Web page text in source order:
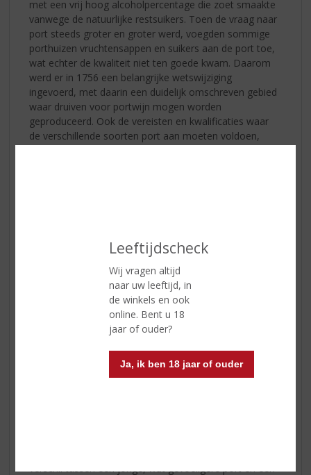
Leeftijdscheck
Wij vragen altijd
naar uw leeftijd, in
de winkels en ook
online. Bent u 18
jaar of ouder?
Ja, ik ben 18 jaar of ouder
met een vrij hoog alcoholpercentage die zoet smaakte
vanwege de natuurlijke restsuikers. Toen de vraag naar
port steeds groter en groter werd, voegden sommige
porthuizen vruchtensappen en suikers aan de port toe,
wat echter de kwaliteit niet ten goede kwam. Daarom
werd er in 1756 een belangrijke wetswijziging
ingevoerd, met daarin een duidelijk omschreven gebied
waar druiven voor portwijn mogen worden
geproduceerd. Ook de vereisten en kwalificaties waar
de verschillende soorten port aan moeten voldoen,